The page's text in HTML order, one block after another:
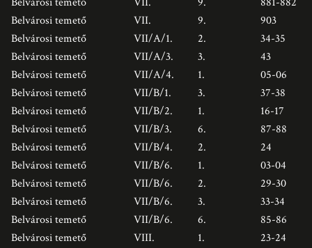
Belvárosi temető
VII. 9.
903
Belvárosi temető
VII/A/1. 2.
34-35
Belvárosi temető
VII/A/3. 3.
43
Belvárosi temető
VII/A/4. 1.
05-06
Belvárosi temető
VII/B/1. 3.
37-38
Belvárosi temető
VII/B/2. 1.
16-17
Belvárosi temető
VII/B/3. 6.
87-88
Belvárosi temető
VII/B/4. 2.
24
Belvárosi temető
VII/B/6. 1.
03-04
Belvárosi temető
VII/B/6. 2.
29-30
Belvárosi temető
VII/B/6. 3.
33-34
Belvárosi temető
VII/B/6. 6.
85-86
Belvárosi temető
VIII. 1.
23-24